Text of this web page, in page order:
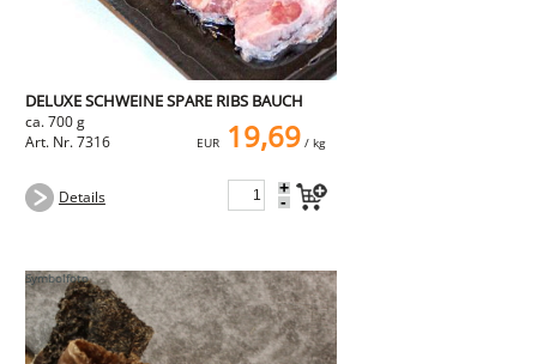
DELUXE SCHWEINE SPARE RIBS BAUCH
ca. 700 g
Art. Nr. 7316
EUR 19,69/ kg
Details +
-